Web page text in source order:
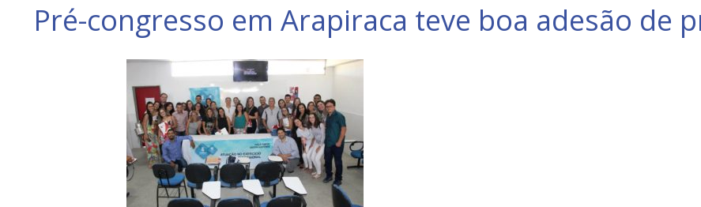
Pré-congresso em Arapiraca teve boa adesão de